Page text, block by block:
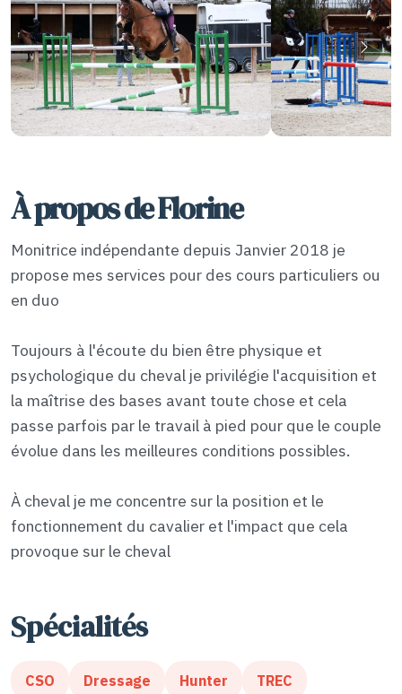
À propos de Florine
Monitrice indépendante depuis Janvier 2018 je
propose mes services pour des cours particuliers ou
en duo
Toujours à l'écoute du bien être physique et
psychologique du cheval je privilégie l'acquisition et
la maîtrise des bases avant toute chose et cela
passe parfois par le travail à pied pour que le couple
évolue dans les meilleures conditions possibles.
À cheval je me concentre sur la position et le
fonctionnement du cavalier et l'impact que cela
provoque sur le cheval
Spécialités
CSO Dressage Hunter TREC